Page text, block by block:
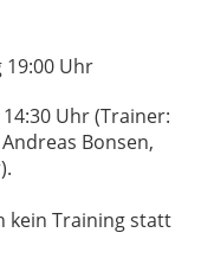
Uhr
Uhr (Trainer:
Bonsen,
kein Training statt